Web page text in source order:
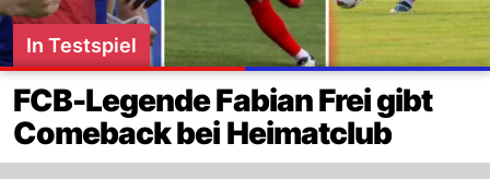
In Testspiel
FCB-Legende Fabian Frei gibt
Comeback bei Heimatclub